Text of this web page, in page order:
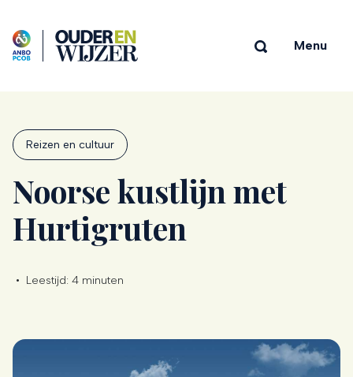
Menu
Reizen en cultuur
Noorse kustlijn met
Hurtigruten
• Leestijd: 4 minuten